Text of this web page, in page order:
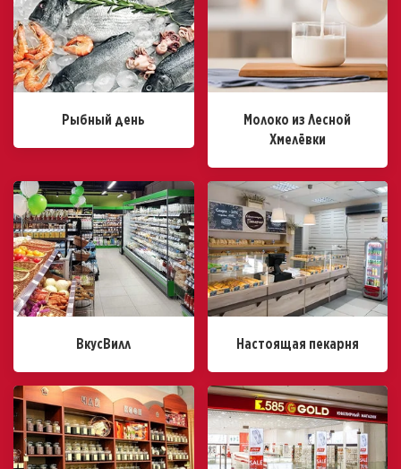
Рыбный день
Молоко из Лесной
Хмелёвки
ВкусВилл Настоящая пекарня